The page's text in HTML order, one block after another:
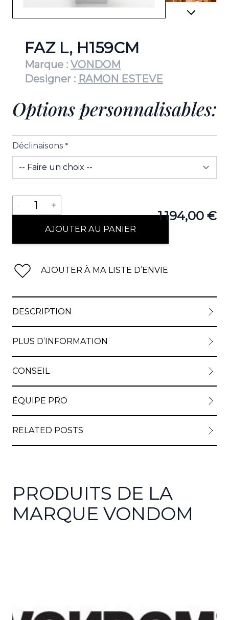
FAZ L, H159CM
Marque : VONDOM
Designer : RAMON ESTEVE
Options personnalisables:
Déclinaisons *
1 194,00 €
Quantité
- 1 +
AJOUTER AU PANIER
AJOUTER À MA LISTE D’ENVIE
DESCRIPTION
PLUS D’INFORMATION
CONSEIL
ÉQUIPE PRO
RELATED POSTS
PRODUITS DE LA
MARQUE VONDOM